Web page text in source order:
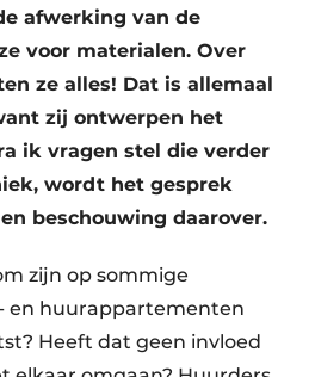
afwerking van de
voor materialen. Over
ze alles! Dat is allemaal
zij ontwerpen het
ik vragen stel die verder
wordt het gesprek
beschouwing daarover.
zijn op sommige
en huurappartementen
Heeft dat geen invloed